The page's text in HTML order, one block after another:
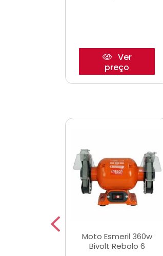
Ver
preço
Moto Esmeril 360w
Bivolt Rebolo 6